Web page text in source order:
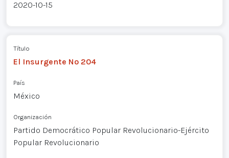
2020-10-15
Título
El Insurgente Nº 204
País
México
Organización
Partido Democrático Popular Revolucionario-Ejército
Popular Revolucionario